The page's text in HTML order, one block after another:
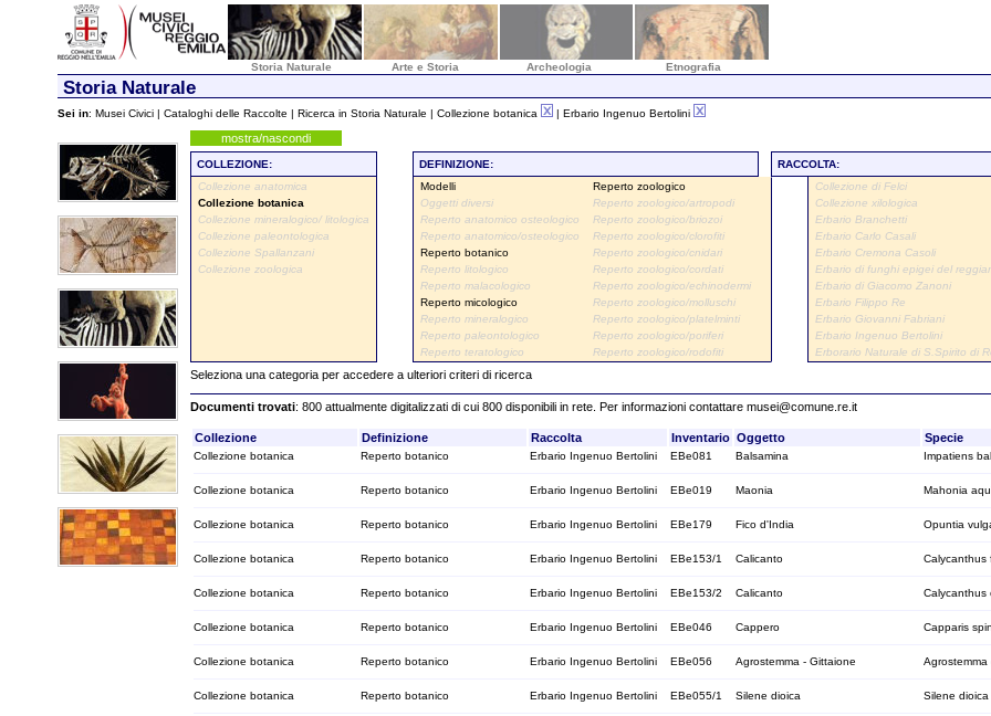
Storia Naturale Arte e Storia Archeologia Etnografia
Storia Naturale
Sei in: Musei Civici | Cataloghi delle Raccolte | Ricerca in Storia Naturale | Collezione botanica | Erbario Ingenuo Bertolini
mostra/nascondi
COLLEZIONE: DEFINIZIONE:
RACCOLTA:
Collezione anatomica
Collezione botanica
Collezione mineralogico/ litologica
Collezione paleontologica
Collezione Spallanzani
Collezione zoologica
Modelli
Oggetti diversi
Reperto anatomico osteologico
Reperto anatomico/osteologico
Reperto botanico
Reperto litologico
Reperto malacologico
Reperto micologico
Reperto mineralogico
Reperto paleontologico
Reperto teratologico
Reperto zoologico
Reperto zoologico/artropodi
Reperto zoologico/briozoi
Reperto zoologico/clorofiti
Reperto zoologico/cnidari
Reperto zoologico/cordati
Reperto zoologico/echinodermi
Reperto zoologico/molluschi
Reperto zoologico/platelminti
Reperto zoologico/poriferi
Reperto zoologico/rodofiti
Collezione di Felci
Collezione xilologica
Erbario Branchetti
Erbario Carlo Casali
Erbario Cremona Casoli
Erbario di funghi epigei del
Erbario di Giacomo Zanoni
Erbario Filippo Re
Erbario Giovanni Fabriani
Erbario Ingenuo Bertolini
Erborario Naturale di S.Spirito di
Seleziona una categoria per accedere a ulteriori criteri di ricerca
Documenti trovati: 800 attualmente digitalizzati di cui 800 disponibili in rete. Per informazioni contattare musei@comune.re.it
Collezione Definizione Raccolta Inventario Oggetto Specie
Collezione botanica Reperto botanico Erbario Ingenuo Bertolini EBe081 Balsamina Impatiens
Collezione botanica Reperto botanico Erbario Ingenuo Bertolini EBe019 Maonia Mahonia
Collezione botanica Reperto botanico Erbario Ingenuo Bertolini EBe179 Fico d'India Opuntia
Collezione botanica Reperto botanico Erbario Ingenuo Bertolini EBe153/1 Calicanto Calycanthus
Collezione botanica Reperto botanico Erbario Ingenuo Bertolini EBe153/2 Calicanto Calycanthus
Collezione botanica Reperto botanico Erbario Ingenuo Bertolini EBe046 Cappero Capparis
Collezione botanica Reperto botanico Erbario Ingenuo Bertolini EBe056 Agrostemma - Gittaione
Collezione botanica Reperto botanico Erbario Ingenuo Bertolini EBe055/1 Silene dioica Silene dioica